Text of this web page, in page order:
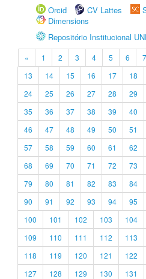
Orcid
CV Lattes
Dimensions
Repositório Institucional
« 1 2 3 4 5 6 7
13
14 15 16 17 18
24
25 26 27 28 29
35
36 37 38 39 40
46
47 48 49 50 51
57
58 59 60 61 62
68
69 70 71 72 73
79
80 81 82 83 84
90
91 92 93 94 95
100
101 102 103 104
109
110 111 112 113
118
119 120 121 122
127
128 129 130 131